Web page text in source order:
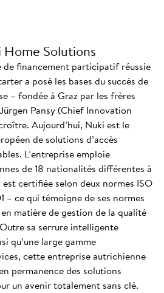
Solutions
de financement participatif réussie
a posé les bases du succès de
– fondée à Graz par les frères
Pansy (Chief Innovation
Aujourd’hui, Nuki est le
de solutions d’accès
L’entreprise emploie
de 18 nationalités différentes à
certifiée selon deux normes ISO
– ce qui témoigne de ses normes
matière de gestion de la qualité
sa serrure intelligente
qu’une large gamme
cette entreprise autrichienne
permanence des solutions
un avenir totalement sans clé.